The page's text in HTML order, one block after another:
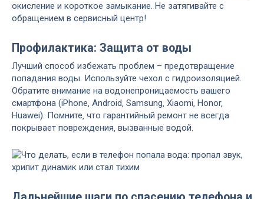
окисление и короткое замыкание. Не затягивайте с
обращением в сервисный центр!
Профилактика: Защита от воды
Лучший способ избежать проблем – предотвращение
попадания воды. Используйте чехол с гидроизоляцией.
Обратите внимание на водонепроницаемость вашего
смартфона (iPhone‚ Android‚ Samsung‚ Xiaomi‚ Honor‚
Huawei). Помните‚ что гарантийный ремонт не всегда
покрывает повреждения‚ вызванные водой.